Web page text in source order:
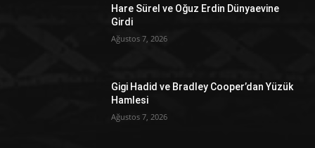
Hare Sürel ve Oğuz Erdin Dünyaevine
Girdi
Ağustos 7, 2026
Gigi Hadid ve Bradley Cooper’dan Yüzük
Hamlesi
Ağustos 7, 2026